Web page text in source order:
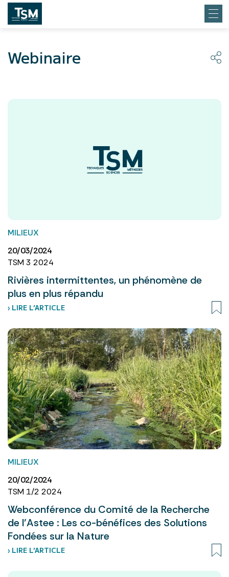
Webinaire
MILIEUX
20/03/2024
TSM 3 2024
Rivières intermittentes, un phénomène de
plus en plus répandu
› LIRE L’ARTICLE
MILIEUX
20/02/2024
TSM 1/2 2024
Webconférence du Comité de la Recherche
de l’Astee : Les co-bénéfices des Solutions
Fondées sur la Nature
› LIRE L’ARTICLE